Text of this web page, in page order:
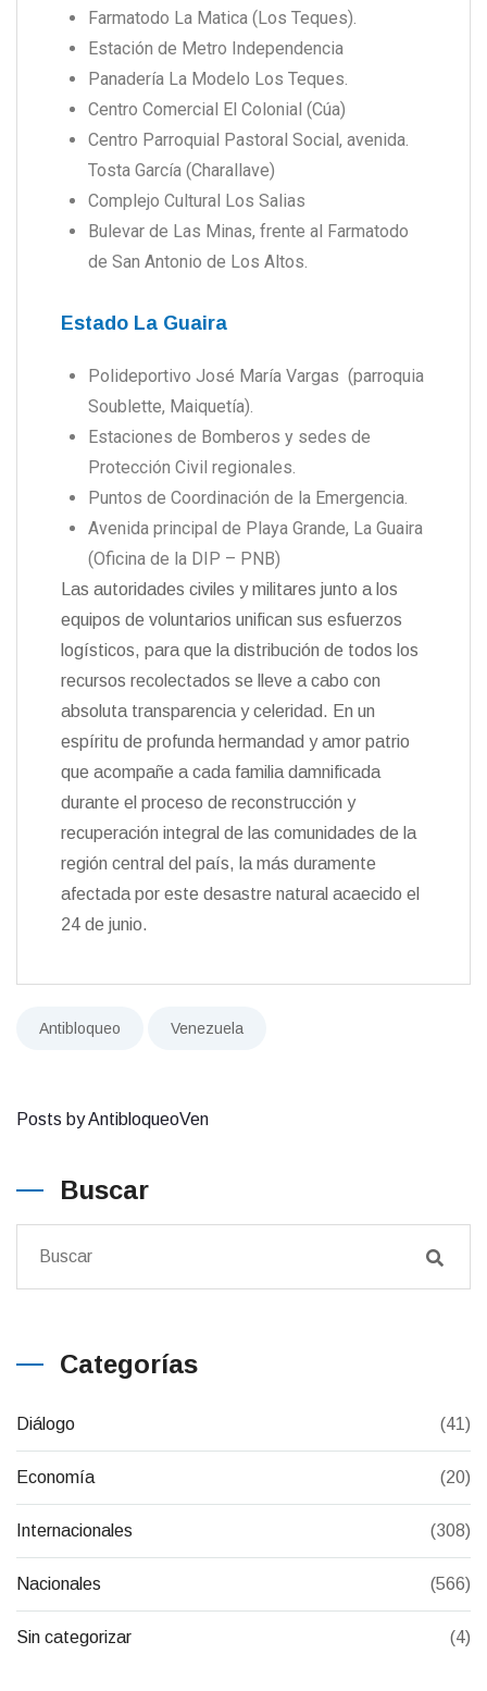
Farmatodo La Matica (Los Teques).
Estación de Metro Independencia
Panadería La Modelo Los Teques.
Centro Comercial El Colonial (Cúa)
Centro Parroquial Pastoral Social, avenida.
Tosta García (Charallave)
Complejo Cultural Los Salias
Bulevar de Las Minas, frente al Farmatodo
de San Antonio de Los Altos.
Estado La Guaira
Polideportivo José María Vargas (parroquia
Soublette, Maiquetía).
Estaciones de Bomberos y sedes de
Protección Civil regionales.
Puntos de Coordinación de la Emergencia.
Avenida principal de Playa Grande, La Guaira
(Oficina de la DIP – PNB)
Las autoridades civiles y militares junto a los
equipos de voluntarios unifican sus esfuerzos
logísticos, para que la distribución de todos los
recursos recolectados se lleve a cabo con
absoluta transparencia y celeridad. En un
espíritu de profunda hermandad y amor patrio
que acompañe a cada familia damnificada
durante el proceso de reconstrucción y
recuperación integral de las comunidades de la
región central del país, la más duramente
afectada por este desastre natural acaecido el
24 de junio.
Antibloqueo Venezuela
Posts by AntibloqueoVen
Buscar
Categorías
Diálogo (41)
Economía (20)
Internacionales (308)
Nacionales (566)
Sin categorizar (4)